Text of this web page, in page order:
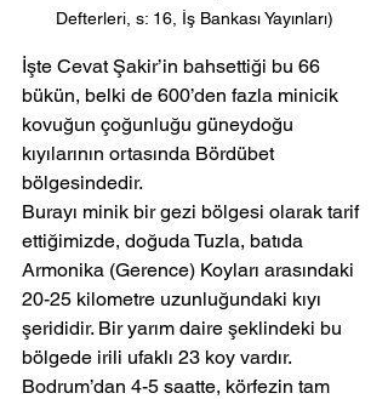
Defterleri, s: 16, İş Bankası Yayınları)
İşte Cevat Şakir’in bahsettiği bu 66
bükün, belki de 600’den fazla minicik
kovuğun çoğunluğu güneydoğu
kıyılarının ortasında Bördübet
bölgesindedir.
Burayı minik bir gezi bölgesi olarak tarif
ettiğimizde, doğuda Tuzla, batıda
Armonika (Gerence) Koyları arasındaki
20-25 kilometre uzunluğundaki kıyı
şerididir. Bir yarım daire şeklindeki bu
bölgede irili ufaklı 23 koy vardır.
Bodrum’dan 4-5 saatte, körfezin tam